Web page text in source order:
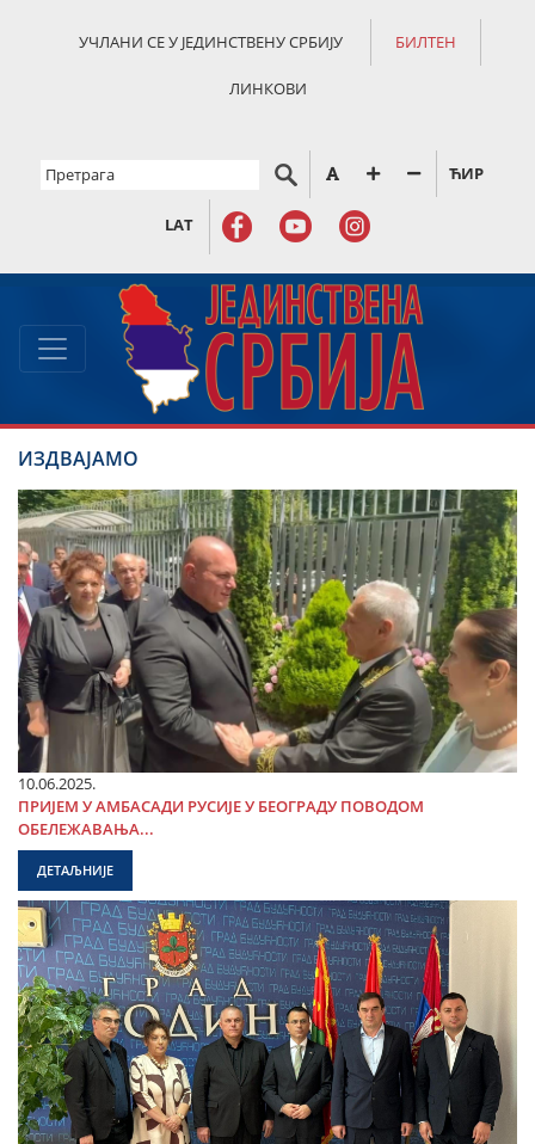
УЧЛАНИ СЕ У ЈЕДИНСТВЕНУ СРБИЈУ БИЛТЕН
ЛИНКОВИ
ЋИР
LAT
ИЗДВАЈАМО
10.06.2025.
ПРИЈЕМ У АМБАСАДИ РУСИЈЕ У БЕОГРАДУ ПОВОДОМ
ОБЕЛЕЖАВАЊА...
ДЕТАЉНИЈЕ